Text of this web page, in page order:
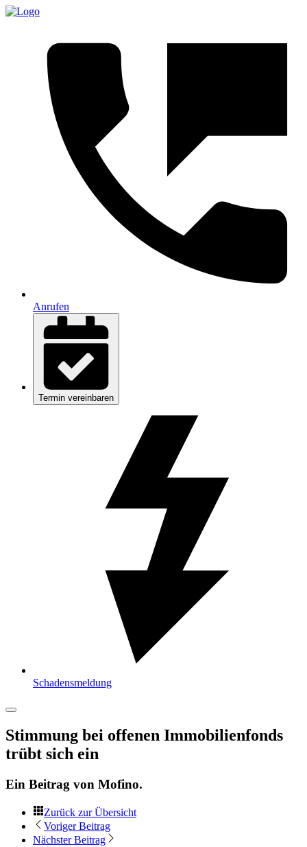
Anrufen
Termin vereinbaren
Schadensmeldung
Stimmung bei offenen Immobilienfonds
trübt sich ein
Ein Beitrag von Mofino.
Zurück zur Übersicht
Voriger Beitrag
Nächster Beitrag